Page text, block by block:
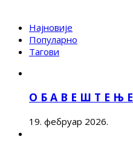
Најновије
Популарно
Тагови
О Б А В Е Ш Т Е Њ Е
19. фебруар 2026.